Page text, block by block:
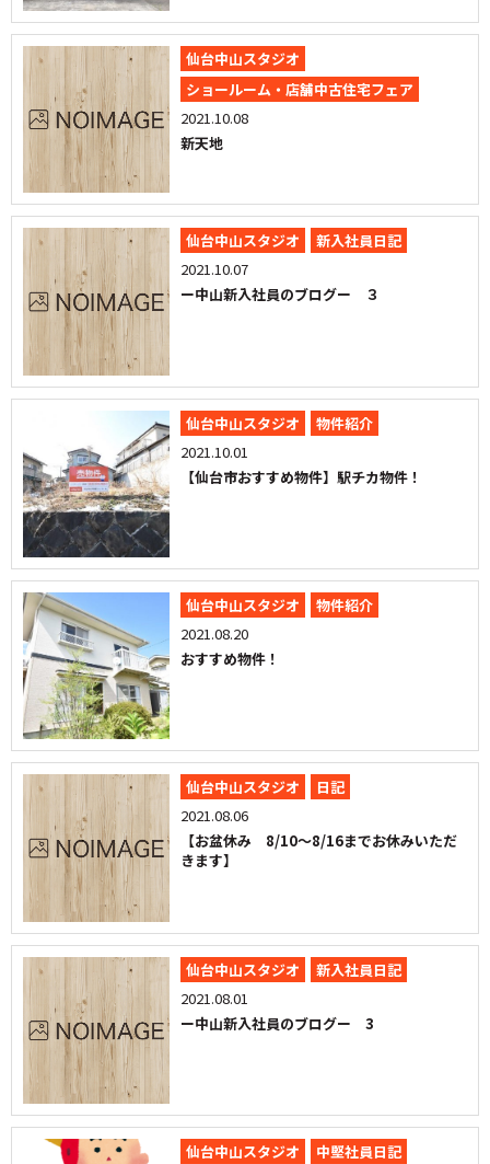
仙台中山スタジオ
ショールーム・店舗中古住宅フェア
2021.10.08
新天地
仙台中山スタジオ
新入社員日記
2021.10.07
ー中山新入社員のブログー ３
仙台中山スタジオ
物件紹介
2021.10.01
【仙台市おすすめ物件】駅チカ物件！
仙台中山スタジオ
物件紹介
2021.08.20
おすすめ物件！
仙台中山スタジオ
日記
2021.08.06
【お盆休み 8/10～8/16までお休みいただ
きます】
仙台中山スタジオ
新入社員日記
2021.08.01
ー中山新入社員のブログー 3
仙台中山スタジオ
中堅社員日記